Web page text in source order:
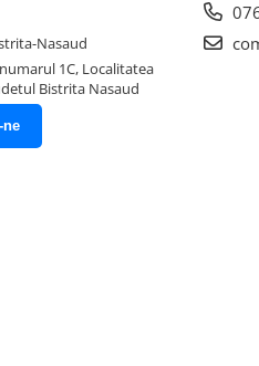
Nasaud
1C, Localitatea
Bistrita Nasaud
ne